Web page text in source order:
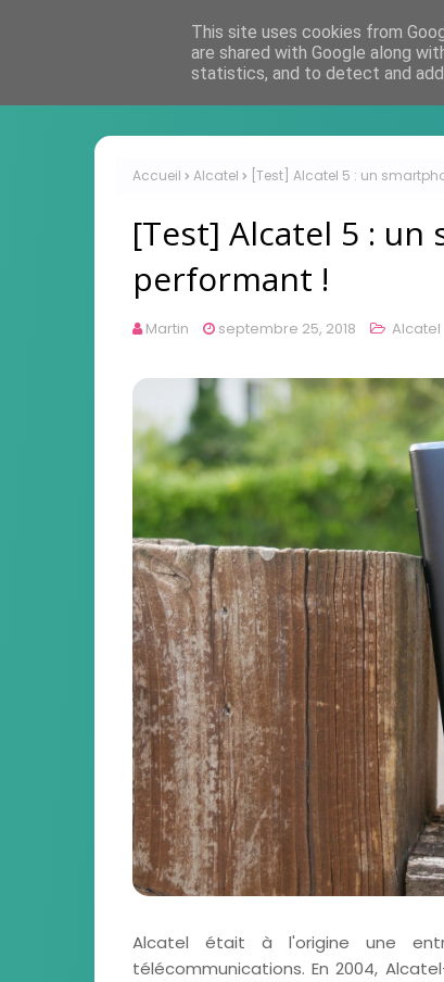
Accueil Alcatel [Test] Alcatel 5 : un
[Test] Alcatel 5 :
performant !
Martin septembre 25, 2018 Alcatel
Alcatel était à l'origine une
télécommunications. En 2004,
This site uses cookies from
are shared with Google along
statistics, and to detect and